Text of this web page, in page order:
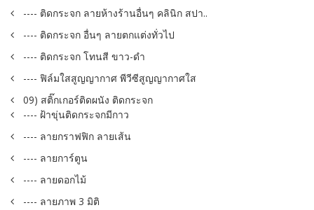
---- ติดกระจก ลายห้างร้านอื่นๆ คลินิก สปา..
---- ติดกระจก อื่นๆ ลายตกแต่งทั่วไป
---- ติดกระจก โทนสี ขาว-ดำ
---- ฟิล์มใสสูญญากาศ พีวีซีสูญญากาศใส
09) สติ๊กเกอร์ติดผนัง ติดกระจก
---- ฝ้าขุ่นติดกระจกมีกาว
---- ลายกราฟฟิก ลายเส้น
---- ลายการ์ตูน
---- ลายดอกไม้
---- ลายภาพ 3 มิติ